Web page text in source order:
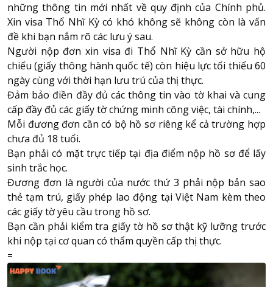
những thông tin mới nhất về quy định của Chính phủ.
Xin visa Thổ Nhĩ Kỳ có khó không sẽ không còn là vấn
đề khi bạn nắm rõ các lưu ý sau.
Người nộp đơn xin visa đi Thổ Nhĩ Kỳ cần sở hữu hộ
chiếu (giấy thông hành quốc tế) còn hiệu lực tối thiểu 60
ngày cùng với thời hạn lưu trú của thị thực.
Đảm bảo điền đầy đủ các thông tin vào tờ khai và cung
cấp đầy đủ các giấy tờ chứng minh công việc, tài chính,...
Mỗi đương đơn cần có bộ hồ sơ riêng kể cả trường hợp
chưa đủ 18 tuổi.
Bạn phải có mặt trực tiếp tại địa điểm nộp hồ sơ để lấy
sinh trắc học.
Đương đơn là người của nước thứ 3 phải nộp bản sao
thẻ tạm trú, giấy phép lao động tại Việt Nam kèm theo
các giấy tờ yêu cầu trong hồ sơ.
Bạn cần phải kiểm tra giấy tờ hồ sơ thật kỹ lưỡng trước
khi nộp tại cơ quan có thẩm quyền cấp thị thực.
=